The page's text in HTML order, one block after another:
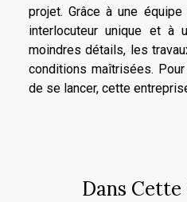
projet. Grâce à une
interlocuteur unique et à
moindres détails, les
conditions maîtrisées.
de se lancer, cette
Dans